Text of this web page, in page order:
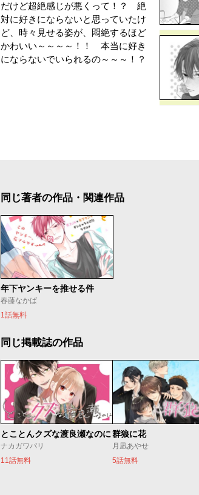
だけど超絶感じが悪くって！？ 絶
対に好きにならないと思っていたけ
ど、時々見せる姿が、悶絶するほど
かわいい～～～～！！ 本当に好き
にならないでいられるの～～～！？
同じ著者の作品・関連作品
年下ヤンキーを推せる件
春藤なかば
1話無料
同じ掲載誌の作品
とことんクズな渡良瀬なのに
ナカガワパリ
11話無料
群狼に花
月凪あやせ
5話無料